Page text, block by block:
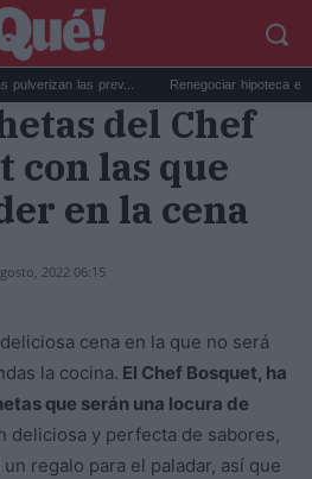
las prev... Renegociar hipoteca euríbor
del Chef
con las que
en la cena
2022 06:15
cena en la que no será
la cocina. El Chef Bosquet, ha
que serán una locura de
deliciosa y perfecta de sabores,
regalo para el paladar, así que